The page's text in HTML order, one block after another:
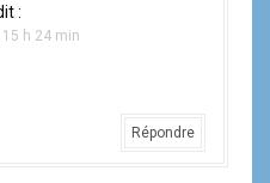
:
h 24 min
Répondre